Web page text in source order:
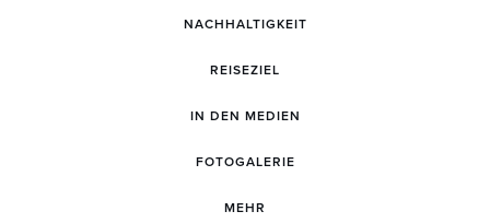
NACHHALTIGKEIT
REISEZIEL
IN DEN MEDIEN
FOTOGALERIE
MEHR